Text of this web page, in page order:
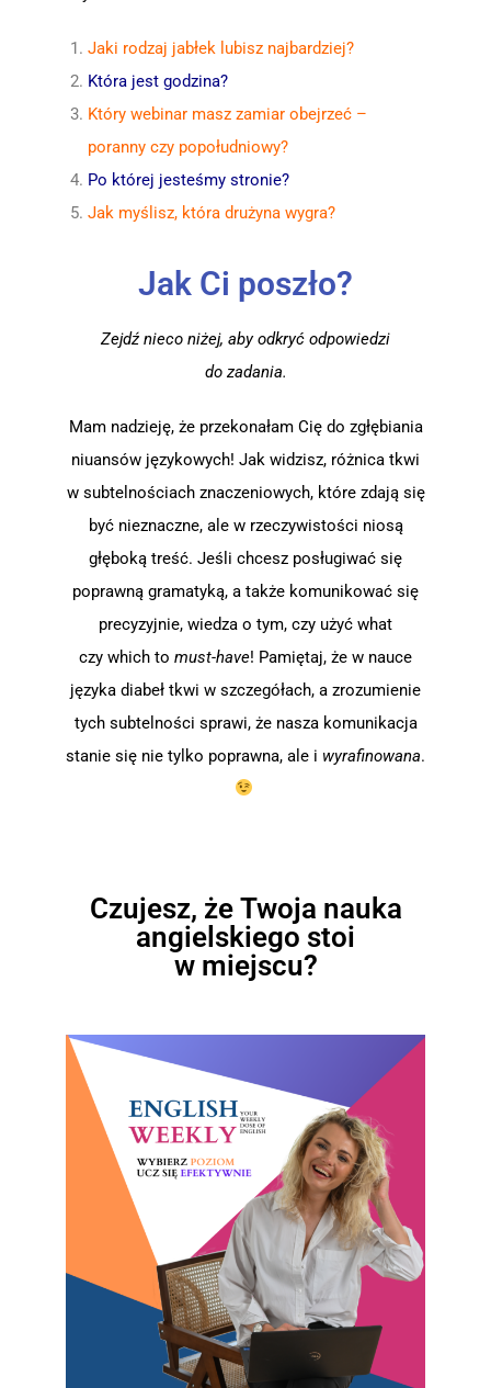
Jaki rodzaj jabłek lubisz najbardziej?
Która jest godzina?
Który webinar masz zamiar obejrzeć –
poranny czy popołudniowy?
Po której jesteśmy stronie?
Jak myślisz, która drużyna wygra?
Jak Ci poszło?
Zejdź nieco niżej, aby odkryć odpowiedzi
do zadania.
Mam nadzieję, że przekonałam Cię do zgłębiania
niuansów językowych! Jak widzisz, różnica tkwi
w subtelnościach znaczeniowych, które zdają się
być nieznaczne, ale w rzeczywistości niosą
głęboką treść. Jeśli chcesz posługiwać się
poprawną gramatyką, a także komunikować się
precyzyjnie, wiedza o tym, czy użyć what
czy which to must-have! Pamiętaj, że w nauce
języka diabeł tkwi w szczegółach, a zrozumienie
tych subtelności sprawi, że nasza komunikacja
stanie się nie tylko poprawna, ale i wyrafinowana.
Czujesz, że Twoja nauka
angielskiego stoi
w miejscu?